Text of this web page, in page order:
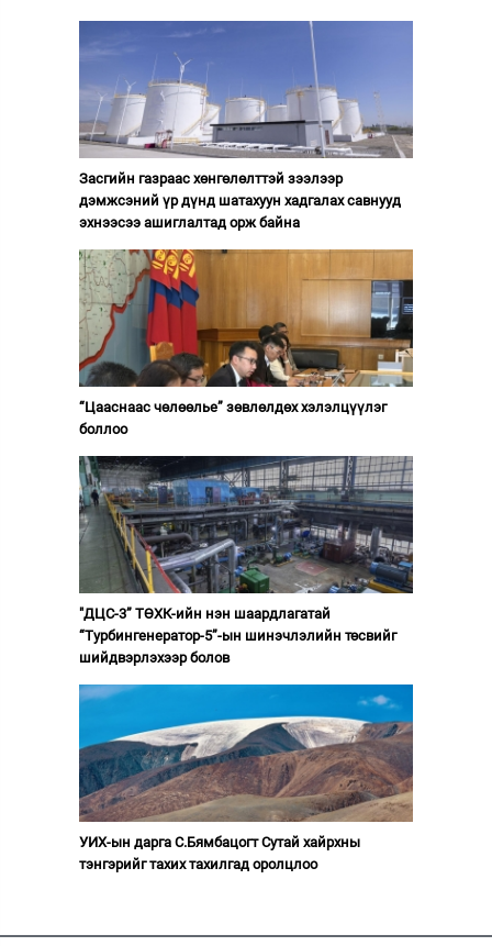
Засгийн газраас хөнгөлөлттэй зээлээр
дэмжсэний үр дүнд шатахуун хадгалах савнууд
эхнээсээ ашиглалтад орж байна
“Цааснаас чөлөөлье” зөвлөлдөх хэлэлцүүлэг
боллоо
"ДЦС-3” ТӨХК-ийн нэн шаардлагатай
“Турбингенератор-5”-ын шинэчлэлийн төсвийг
шийдвэрлэхээр болов
УИХ-ын дарга С.Бямбацогт Сутай хайрхны
тэнгэрийг тахих тахилгад оролцлоо